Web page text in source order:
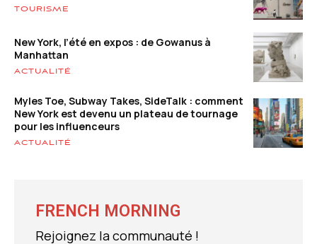
TOURISME
New York, l’été en expos : de Gowanus à
Manhattan
ACTUALITÉ
Myles Toe, Subway Takes, SideTalk : comment
New York est devenu un plateau de tournage
pour les influenceurs
ACTUALITÉ
FRENCH MORNING
Rejoignez la communauté !